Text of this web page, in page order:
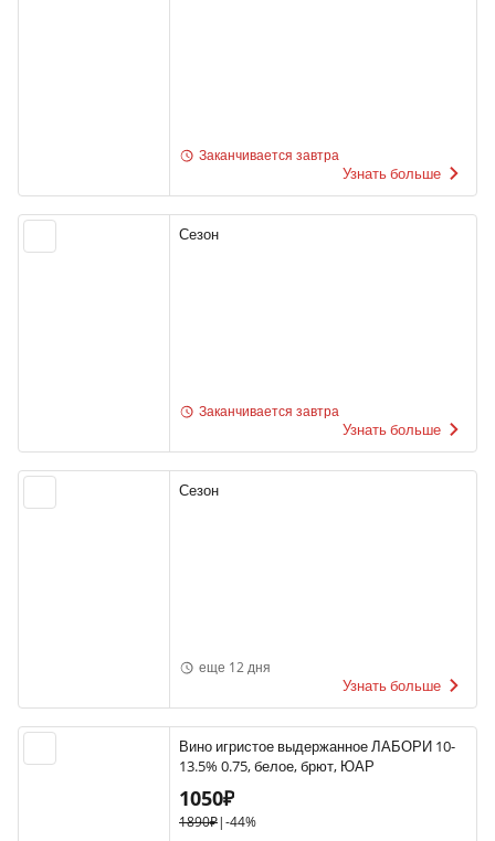
Заканчивается завтра
Узнать больше
Сезон
Заканчивается завтра
Узнать больше
Сезон
еще 12 дня
Узнать больше
Вино игристое выдержанное ЛАБОРИ 10-
13.5% 0.75, белое, брют, ЮАР
1050₽
1890₽|-44%